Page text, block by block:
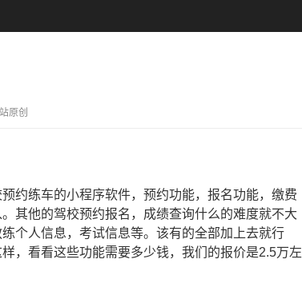
原创
约练车的小程序软件，预约功能，报名功能，缴费
其他的驾校预约报名，成绩查询什么的难度就不大
个人信息，考试信息等。该有的全部加上去就行
，看看这些功能需要多少钱，我们的报价是2.5万左